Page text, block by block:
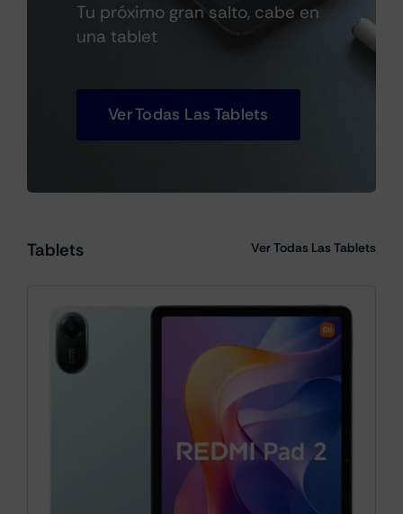
Tu próximo gran salto, cabe en
una tablet
Ver Todas Las Tablets
Tablets Ver Todas Las Tablets